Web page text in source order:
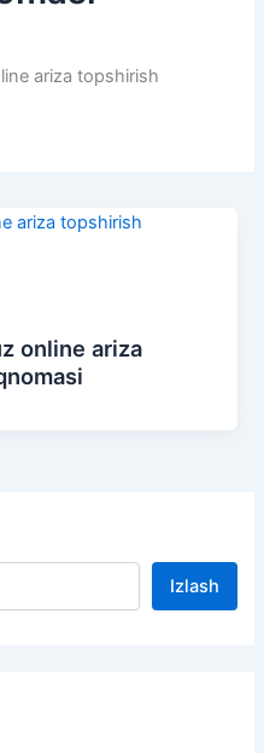
ariza topshirish
online ariza
Izlash